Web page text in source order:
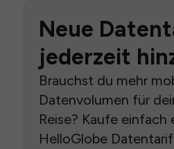
Neue
jederzeit
Brauchst du mehr
Datenvolumen für
Reise? Kaufe einfach
HelloGlobe